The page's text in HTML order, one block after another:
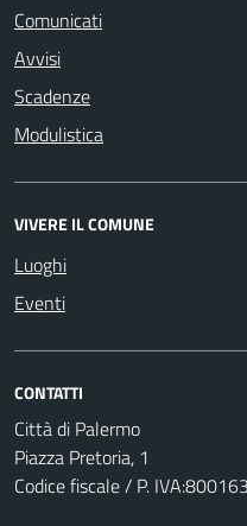
Comunicati
Avvisi
Scadenze
Modulistica
VIVERE IL COMUNE
Luoghi
Eventi
CONTATTI
Città di Palermo
Piazza Pretoria, 1
Codice fiscale / P.